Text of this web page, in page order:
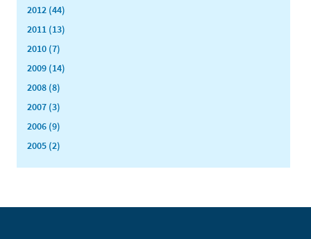
2012 (44)
2011 (13)
2010 (7)
2009 (14)
2008 (8)
2007 (3)
2006 (9)
2005 (2)